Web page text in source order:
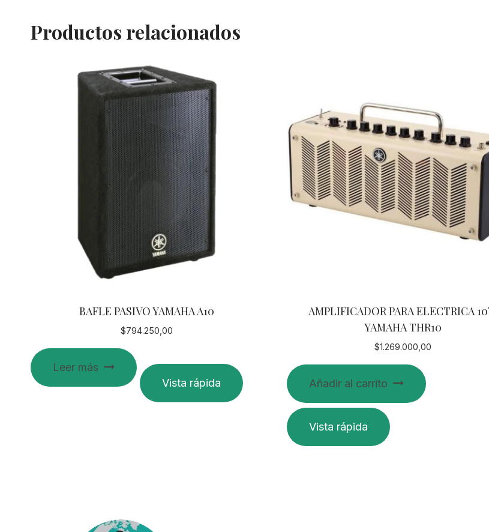
Productos relacionados
BAFLE PASIVO YAMAHA A10
$794.250,00
Leer más
Vista rápida
AMPLIFICADOR PARA ELECTRICA
YAMAHA THR10
$1.269.000,00
Añadir al carrito
Vista rápida